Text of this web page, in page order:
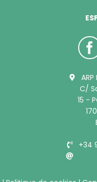
ARP
C/
15 -
+34